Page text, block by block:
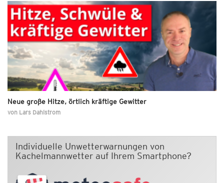
Neue große Hitze, örtlich kräftige Gewitter
von Lars Dahlstrom
Individuelle Unwetterwarnungen von
Kachelmannwetter auf Ihrem Smartphone?